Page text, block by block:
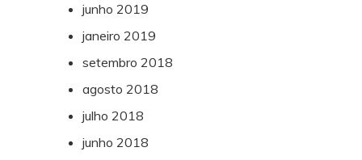
junho 2019
janeiro 2019
setembro 2018
agosto 2018
julho 2018
junho 2018